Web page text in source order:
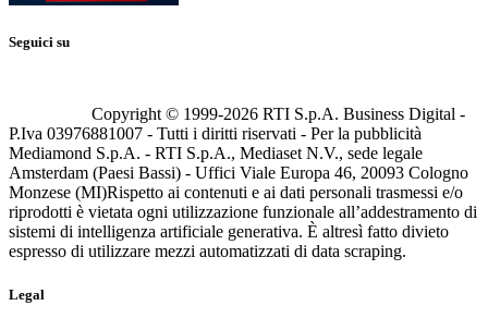
Seguici su
Copyright © 1999-2026 RTI S.p.A. Business Digital -
P.Iva 03976881007 - Tutti i diritti riservati - Per la pubblicità
Mediamond S.p.A. - RTI S.p.A., Mediaset N.V., sede legale
Amsterdam (Paesi Bassi) - Uffici Viale Europa 46, 20093 Cologno
Monzese (MI)Rispetto ai contenuti e ai dati personali trasmessi e/o
riprodotti è vietata ogni utilizzazione funzionale all’addestramento di
sistemi di intelligenza artificiale generativa. È altresì fatto divieto
espresso di utilizzare mezzi automatizzati di data scraping.
Legal